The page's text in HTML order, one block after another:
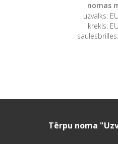
nomas
uzvalks:
krekls:
Tērpu noma